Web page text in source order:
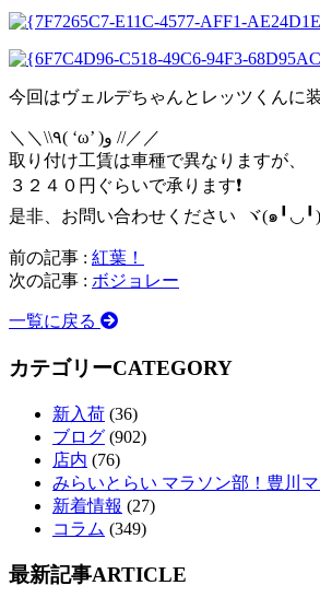
今回はヴェルデちゃんとレッツくんに
＼＼\\٩( ‘ω’ )و //／／
取り付け工賃は車種で異なりますが、
３２４０円ぐらいで承ります❗️
是非、お問い合わせください ヾ(๑
前の記事 : 紅葉！
次の記事 : ボジョレー
一覧に戻る
カテゴリーCATEGORY
新入荷 (36)
ブログ (902)
店内 (76)
みらいとらい マラソン部！豊川マ
新着情報 (27)
コラム (349)
最新記事ARTICLE